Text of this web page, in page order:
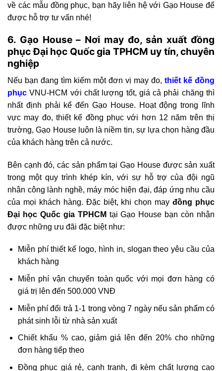
về các mẫu đồng phục, bạn hãy liên hệ với Gạo House để
được hỗ trợ tư vấn nhé!
6. Gạo House – Nơi may đo, sản xuất đồng
phục Đại học Quốc gia TPHCM uy tín, chuyên
nghiệp
Nếu bạn đang tìm kiếm một đơn vị may đo, thiết kế đồng
phục VNU-HCM với chất lượng tốt, giá cả phải chăng thì
nhất định phải kể đến Gạo House. Hoạt động trong lĩnh
vực may đo, thiết kế đồng phục với hơn 12 năm trên thị
trường, Gạo House luôn là niềm tin, sự lựa chọn hàng đầu
của khách hàng trên cả nước.
Bên cạnh đó, các sản phẩm tại Gạo House được sản xuất
trong một quy trình khép kín, với sự hỗ trợ của đội ngũ
nhân công lành nghề, máy móc hiện đại, đáp ứng nhu cầu
của mọi khách hàng. Đặc biệt, khi chọn mayđồng phục
Đại học Quốc gia TPHCM tại Gạo House bạn còn nhận
được những ưu đãi đặc biệt như:
Miễn phí thiết kế logo, hình in, slogan theo yêu cầu của
khách hàng
Miễn phí vận chuyển toàn quốc với mọi đơn hàng có
giá trị lên đến 500.000 VNĐ
Miễn phí đổi trả 1-1 trong vòng 7 ngày nếu sản phẩm có
phát sinh lỗi từ nhà sản xuất
Chiết khấu % cao, giảm giá lên đến 20% cho những
đơn hàng tiếp theo
Đồng phục giá rẻ, cạnh tranh, đi kèm chất lượng cao